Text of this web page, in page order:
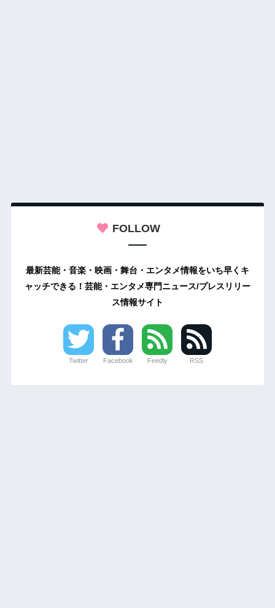
FOLLOW
最新芸能・音楽・映画・舞台・エンタメ情報をいち早くキ
ャッチできる！芸能・エンタメ専門ニュース/プレスリリー
ス情報サイト
Twitter Facebook Feedly RSS